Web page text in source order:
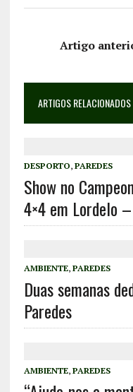
Artigo
ARTIGOS RELACIONADOS
DESPORTO, PAREDES
Show no
4×4 em Lordelo
AMBIENTE, PAREDES
Duas semanas
Paredes
AMBIENTE, PAREDES